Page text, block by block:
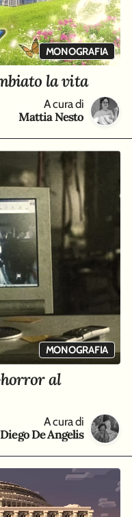
MONOGRAFIA
la vita
A cura di
Mattia Nesto
MONOGRAFIA
al
A cura di
Diego De Angelis